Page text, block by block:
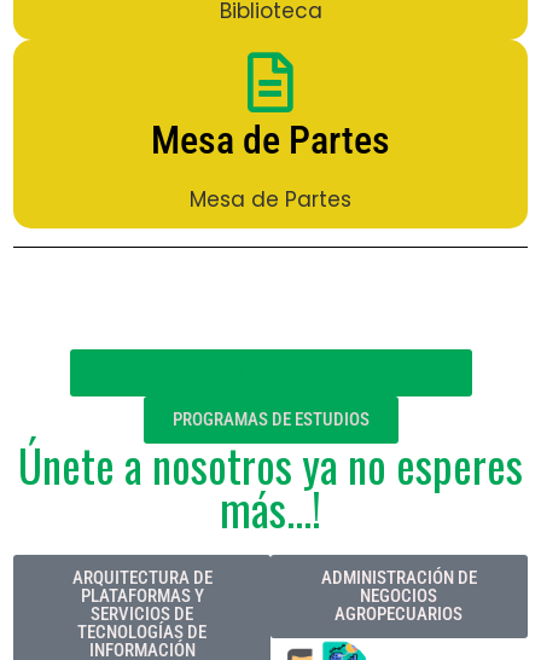
Biblioteca
Mesa de Partes
Mesa de Partes
PROGRAMAS DE ESTUDIOS
Únete a nosotros ya no esperes
más...!
ARQUITECTURA DE
PLATAFORMAS Y
SERVICIOS DE
TECNOLOGÍAS DE
INFORMACIÓN
ADMINISTRACIÓN DE
NEGOCIOS
AGROPECUARIOS